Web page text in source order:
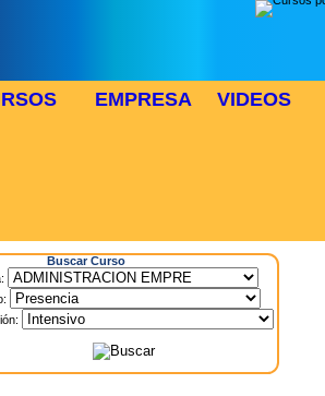
EMPRESA VIDEOS
Buscar Curso